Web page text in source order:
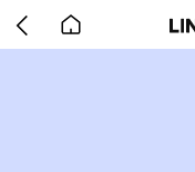
back
to